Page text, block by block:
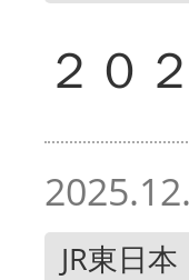
２０
JR東日本